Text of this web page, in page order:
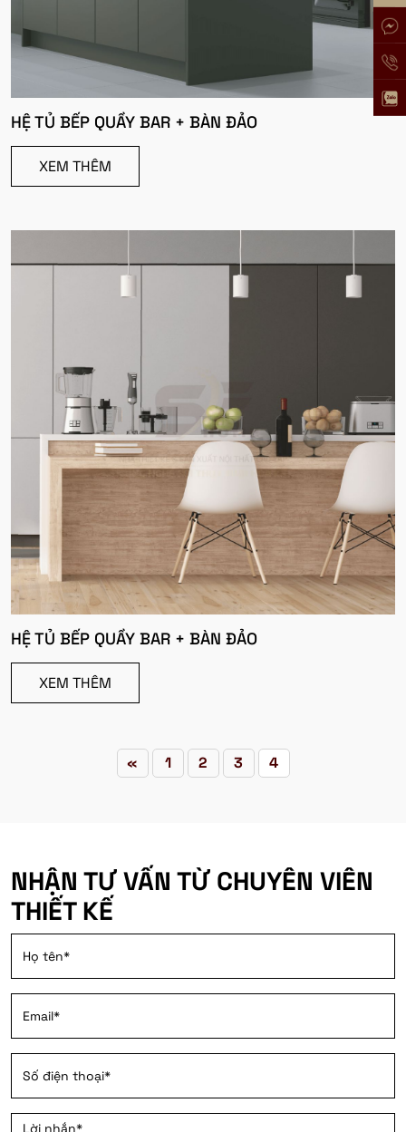
HỆ TỦ BẾP QUẦY BAR + BÀN ĐẢO
XEM THÊM
HỆ TỦ BẾP QUẦY BAR + BÀN ĐẢO
XEM THÊM
« 1 2 3 4
NHẬN TƯ VẤN TỪ CHUYÊN VIÊN
THIẾT KẾ